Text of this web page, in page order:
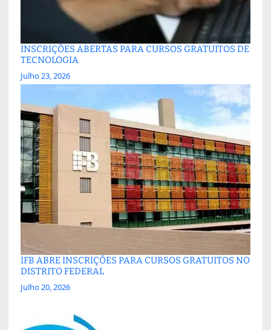
INSCRIÇÕES ABERTAS PARA CURSOS GRATUITOS DE
TECNOLOGIA
Julho 23, 2026
IFB ABRE INSCRIÇÕES PARA CURSOS GRATUITOS NO
DISTRITO FEDERAL
Julho 20, 2026